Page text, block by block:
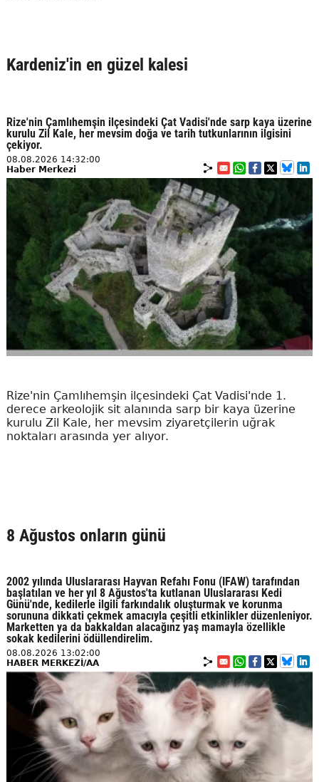
Kardeniz'in en güzel kalesi
Rize'nin Çamlıhemşin ilçesindeki Çat Vadisi'nde sarp kaya üzerine
kurulu Zil Kale, her mevsim doğa ve tarih tutkunlarının ilgisini
çekiyor.
08.08.2026 14:32:00
Haber Merkezi
Rize'nin Çamlıhemşin ilçesindeki Çat Vadisi'nde 1.
derece arkeolojik sit alanında sarp bir kaya üzerine
kurulu Zil Kale, her mevsim ziyaretçilerin uğrak
noktaları arasında yer alıyor.
8 Ağustos onların günü
2002 yılında Uluslararası Hayvan Refahı Fonu (IFAW) tarafından
başlatılan ve her yıl 8 Ağustos'ta kutlanan Uluslararası Kedi
Günü'nde, kedilerle ilgili farkındalık oluşturmak ve korunma
sorununa dikkati çekmek amacıyla çeşitli etkinlikler düzenleniyor.
Marketten ya da bakkaldan alacağınz yaş mamayla özellikle
sokak kedilerini ödüllendirelim.
08.08.2026 13:02:00
HABER MERKEZİ/AA